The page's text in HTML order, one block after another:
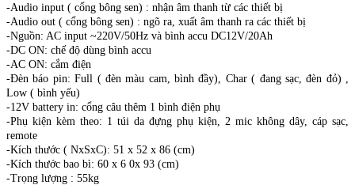
-Audio input ( cổng bông sen) : nhận âm thanh từ các thiết bị
-Audio out ( cổng bông sen) : ngõ ra, xuất âm thanh ra các thiết bị
-Nguồn: AC input ~220V/50Hz và bình accu DC12V/20Ah
-DC ON: chế độ dùng bình accu
-AC ON: cắm điện
-Đèn báo pin: Full ( đèn màu cam, bình đầy), Char ( đang sạc, đèn đỏ) ,
Low ( bình yếu)
-12V battery in: cổng câu thêm 1 bình điện phụ
-Phụ kiện kèm theo: 1 túi da đựng phụ kiện, 2 mic không dây, cáp sạc,
remote
-Kích thước ( NxSxC): 51 x 52 x 86 (cm)
-Kích thước bao bì: 60 x 6 0x 93 (cm)
-Trọng lượng : 55kg